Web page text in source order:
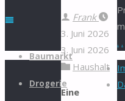
Zum
springen
Baumarkt
Drogerie
Frank
3. Juni 2026
3. Juni 2026
Haushalt
Eine
. .